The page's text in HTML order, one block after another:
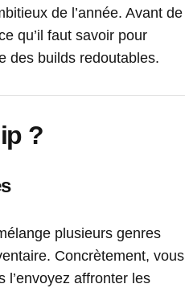
de l’année. Avant de
qu’il faut savoir pour
des builds redoutables.
?
plusieurs genres
Concrètement, vous
l’envoyez affronter les